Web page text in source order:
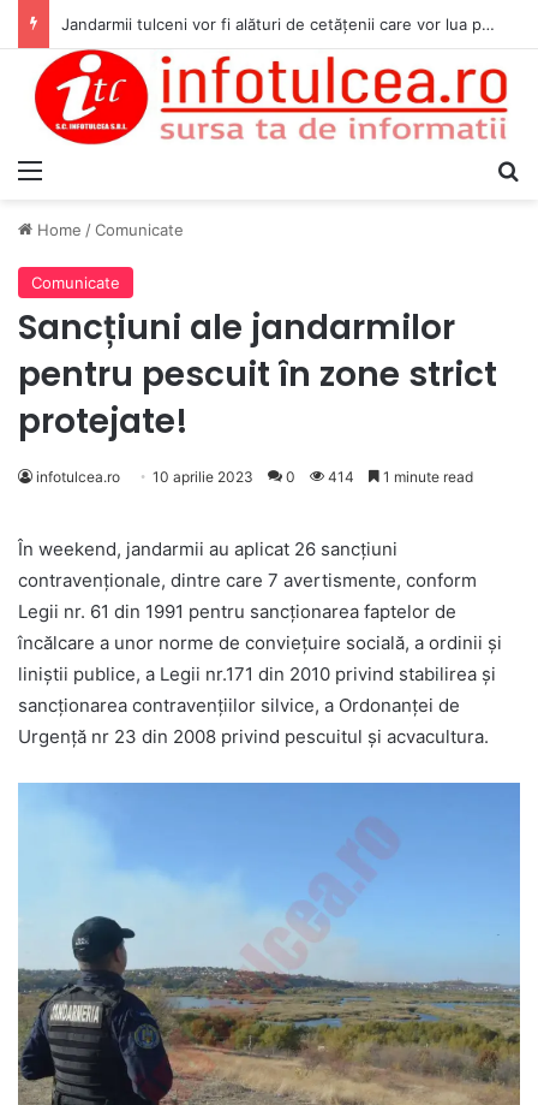
Jandarmii tulceni vor fi alături de cetățenii care vor lua parte la Festivalul Folk Țestos
Home /Comunicate
Comunicate
Sancțiuni ale jandarmilor
pentru pescuit în zone strict
protejate!
infotulcea.ro 10 aprilie 2023 0 414 1 minute read
În weekend, jandarmii au aplicat 26 sancţiuni
contravenţionale, dintre care 7 avertismente, conform
Legii nr. 61 din 1991 pentru sancționarea faptelor de
încălcare a unor norme de conviețuire socială, a ordinii și
liniștii publice, a Legii nr.171 din 2010 privind stabilirea și
sancționarea contravențiilor silvice, a Ordonanței de
Urgență nr 23 din 2008 privind pescuitul și acvacultura.